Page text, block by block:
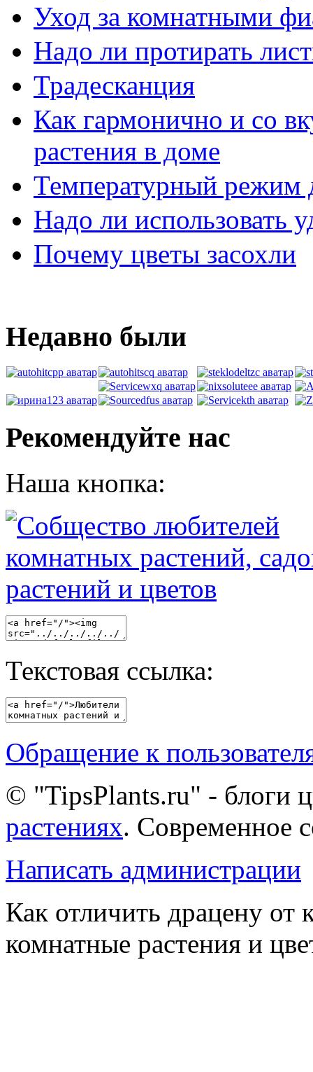
Уход за комнатными
Надо ли протирать
Традесканция
Как гармонично и со
растения в доме
Температурный режим
Надо ли использовать
Почему цветы засохли
Недавно были
Рекомендуйте нас
Наша кнопка:
Текстовая ссылка:
Обращение к
© "TipsPlants.ru" - блоги
растениях. Современное
Написать администрации
Как отличить драцену
комнатные растения и